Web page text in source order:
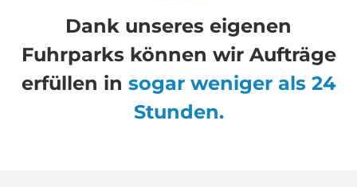
Dank unseres eigenen
Fuhrparks können wir Aufträge
erfüllen in sogar weniger als 24
Stunden.